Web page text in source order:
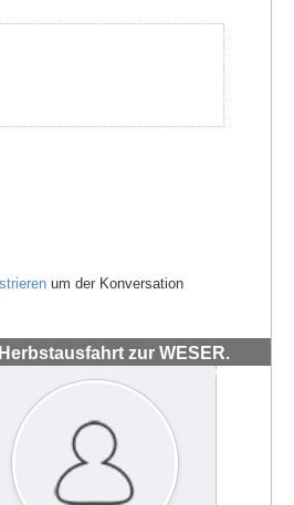
um der Konversation
zur WESER.
#72040